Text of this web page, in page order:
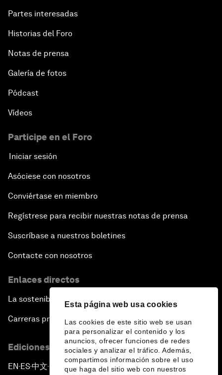
Esta página web usa cookies
Las cookies de este sitio web se usan
para personalizar el contenido y los
anuncios, ofrecer funciones de redes
sociales y analizar el tráfico. Además,
compartimos información sobre el uso
que haga del sitio web con nuestros
Partes interesadas
Historias del Foro
Notas de prensa
Galería de fotos
Pódcast
Vídeos
Participe en el Foro
Iniciar sesión
Asóciese con nosotros
Conviértase en miembro
Regístrese para recibir nuestras notas de prensa
Suscríbase a nuestros boletines
Contacte con nosotros
Enlaces directos
La sostenibilidad en el Foro
Carreras profesionales
Ediciones en otros idiomas
EN ▪ES▪中文▪ 日本語